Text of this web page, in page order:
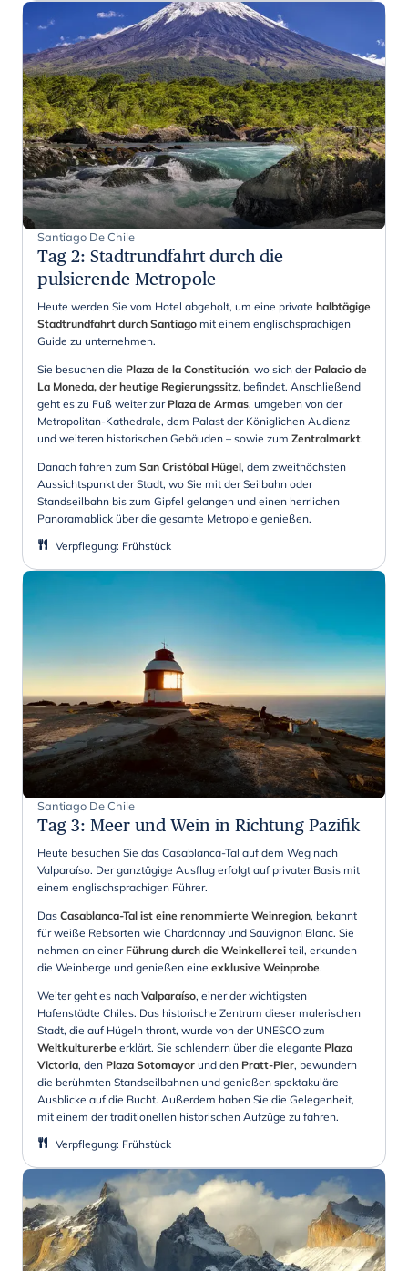
Santiago De Chile
Tag 2: Stadtrundfahrt durch die
pulsierende Metropole
Heute werden Sie vom Hotel abgeholt, um eine private halbtägige
Stadtrundfahrt durch Santiago mit einem englischsprachigen
Guide zu unternehmen.
Sie besuchen die Plaza de la Constitución, wo sich der Palacio de
La Moneda, der heutige Regierungssitz, befindet. Anschließend
geht es zu Fuß weiter zur Plaza de Armas, umgeben von der
Metropolitan-Kathedrale, dem Palast der Königlichen Audienz
und weiteren historischen Gebäuden – sowie zum Zentralmarkt.
Danach fahren zum San Cristóbal Hügel, dem zweithöchsten
Aussichtspunkt der Stadt, wo Sie mit der Seilbahn oder
Standseilbahn bis zum Gipfel gelangen und einen herrlichen
Panoramablick über die gesamte Metropole genießen.
Verpflegung: Frühstück
Santiago De Chile
Tag 3: Meer und Wein in Richtung Pazifik
Heute besuchen Sie das Casablanca-Tal auf dem Weg nach
Valparaíso. Der ganztägige Ausflug erfolgt auf privater Basis mit
einem englischsprachigen Führer.
Das Casablanca-Tal ist eine renommierte Weinregion, bekannt
für weiße Rebsorten wie Chardonnay und Sauvignon Blanc. Sie
nehmen an einer Führung durch die Weinkellerei teil, erkunden
die Weinberge und genießen eine exklusive Weinprobe.
Weiter geht es nach Valparaíso, einer der wichtigsten
Hafenstädte Chiles. Das historische Zentrum dieser malerischen
Stadt, die auf Hügeln thront, wurde von der UNESCO zum
Weltkulturerbe erklärt. Sie schlendern über die elegante Plaza
Victoria, den Plaza Sotomayor und den Pratt-Pier, bewundern
die berühmten Standseilbahnen und genießen spektakuläre
Ausblicke auf die Bucht. Außerdem haben Sie die Gelegenheit,
mit einem der traditionellen historischen Aufzüge zu fahren.
Verpflegung: Frühstück